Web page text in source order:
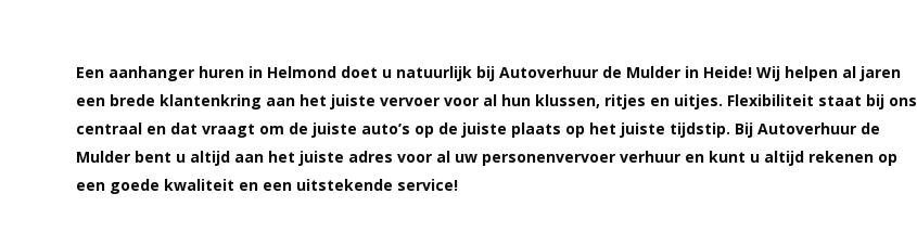
Een aanhanger huren in Helmond doet u natuurlijk bij Autoverhuur de Mulder in Heide! Wij helpen al jaren
een brede klantenkring aan het juiste vervoer voor al hun klussen, ritjes en uitjes. Flexibiliteit staat bij ons
centraal en dat vraagt om de juiste auto’s op de juiste plaats op het juiste tijdstip. Bij Autoverhuur de
Mulder bent u altijd aan het juiste adres voor al uw personenvervoer verhuur en kunt u altijd rekenen op
een goede kwaliteit en een uitstekende service!